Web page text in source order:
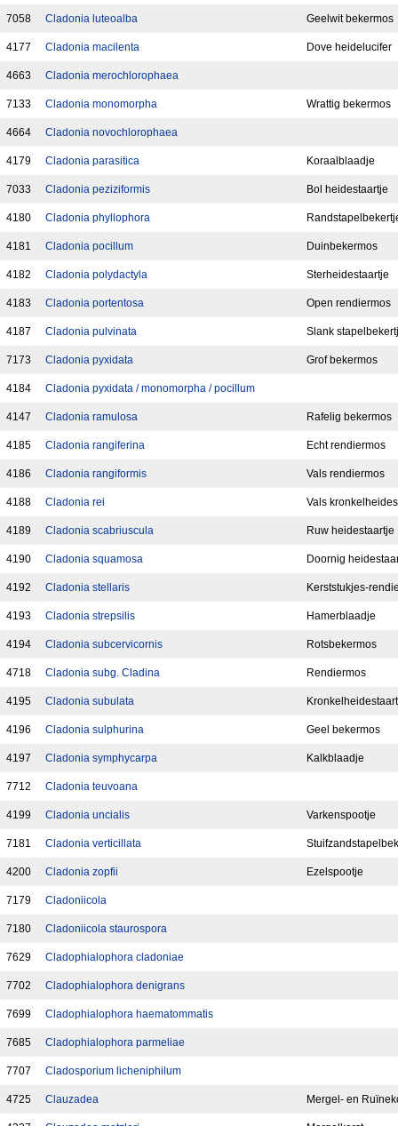
7058 Cladonia luteoalba Geelwit bekermos
4177 Cladonia macilenta Dove heidelucifer
4663 Cladonia merochlorophaea
7133 Cladonia monomorpha Wrattig bekermos
4664 Cladonia novochlorophaea
4179 Cladonia parasitica Koraalblaadje
7033 Cladonia peziziformis Bol heidestaartje
4180 Cladonia phyllophora
4181 Cladonia pocillum Duinbekermos
4182 Cladonia polydactyla Sterheidestaartje
4183 Cladonia portentosa Open rendiermos
4187 Cladonia pulvinata Slank
7173 Cladonia pyxidata Grof bekermos
4184 Cladonia pyxidata / monomorpha / pocillum
4147 Cladonia ramulosa Rafelig bekermos
4185 Cladonia rangiferina Echt rendiermos
4186 Cladonia rangiformis Vals rendiermos
4188 Cladonia rei Vals
4189 Cladonia scabriuscula Ruw heidestaartje
4190 Cladonia squamosa Doornig
4192 Cladonia stellaris Kerststukjes-
4193 Cladonia strepsilis Hamerblaadje
4194 Cladonia subcervicornis Rotsbekermos
4718 Cladonia subg. Cladina Rendiermos
4195 Cladonia subulata
4196 Cladonia sulphurina Geel bekermos
4197 Cladonia symphycarpa Kalkblaadje
7712 Cladonia teuvoana
4199 Cladonia uncialis Varkenspootje
7181 Cladonia verticillata
4200 Cladonia zopfii Ezelspootje
7179 Cladoniicola
7180 Cladoniicola staurospora
7629 Cladophialophora cladoniae
7702 Cladophialophora denigrans
7699 Cladophialophora haematommatis
7685 Cladophialophora parmeliae
7707 Cladosporium licheniphilum
4725 Clauzadea Mergel- en